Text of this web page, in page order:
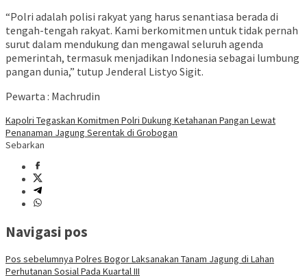
“Polri adalah polisi rakyat yang harus senantiasa berada di
tengah-tengah rakyat. Kami berkomitmen untuk tidak pernah
surut dalam mendukung dan mengawal seluruh agenda
pemerintah, termasuk menjadikan Indonesia sebagai lumbung
pangan dunia,” tutup Jenderal Listyo Sigit.
Pewarta : Machrudin
Kapolri Tegaskan Komitmen Polri Dukung Ketahanan Pangan Lewat
Penanaman Jagung Serentak di Grobogan
Sebarkan
Navigasi pos
Pos sebelumnya Polres Bogor Laksanakan Tanam Jagung di Lahan
Perhutanan Sosial Pada Kuartal III